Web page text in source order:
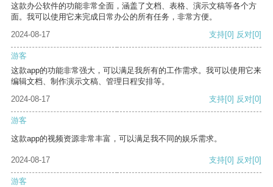
这款办公软件的功能非常全面，涵盖了文档、表格、演示文稿等各个方
面。我可以使用它来完成日常办公的所有任务，非常方便。
2024-08-17
支持[0] 反对[0]
游客
这款app的功能非常强大，可以满足我所有的工作需求。我可以使用它来
编辑文档、制作演示文稿、管理日程安排等。
2024-08-17
支持[0] 反对[0]
游客
这款app的视频资源非常丰富，可以满足我不同的娱乐需求。
2024-08-17 支持[0] 反对[0]
游客